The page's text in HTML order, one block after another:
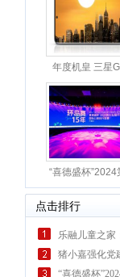
年度机皇 三星
S20
“喜德盛杯”2024
届
点击排行
乐融儿童之家
势
猪小嘉强化党
垃圾分
“喜德盛杯